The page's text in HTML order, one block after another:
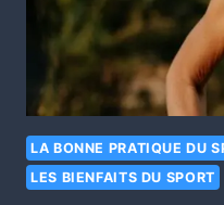
LA BONNE PRATIQUE DU
LES BIENFAITS DU SPORT